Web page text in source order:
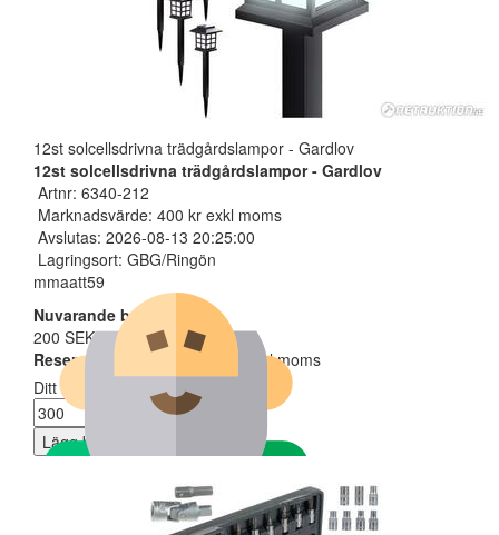
12st solcellsdrivna trädgårdslampor - Gardlov
12st solcellsdrivna trädgårdslampor - Gardlov
Artnr: 6340-212
Marknadsvärde: 400 kr exkl moms
Avslutas: 2026-08-13 20:25:00
Lagringsort: GBG/Ringön
mmaatt59
Nuvarande bud
200 SEK
Reservarionspris uppnått
| exkl moms
Ditt bud måste minst vara
Lägg bud